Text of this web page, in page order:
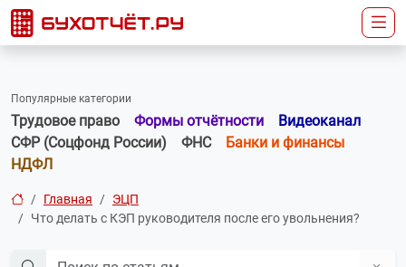
Популярные категории
Трудовое право Формы отчётности
Видеоканал
СФР (Соцфонд России)
ФНС
Банки и финансы
НДФЛ
Главная
ЭЦП
Что делать с КЭП руководителя после его увольнения?